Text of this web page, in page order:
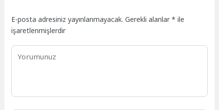
E-posta adresiniz yayınlanmayacak. Gerekli alanlar* ile
işaretlenmişlerdir